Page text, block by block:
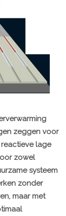
zeggen voor
lage
zowel
systeem
zonder
maar met